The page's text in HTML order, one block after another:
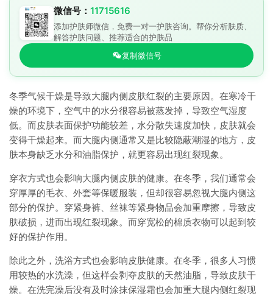
微信号： 11715616
添加护肤师微信，免费一对一护肤咨询。帮你分析肤质、
解答护肤问题、推荐适合的护肤品
复制微信号
冬季气候干燥是导致大腿内侧皮肤红裂的主要原因。在寒冷干
燥的环境下，空气中的水分很容易被蒸发掉，导致空气湿度
低。而皮肤表面保护功能较差，水分散失速度加快，皮肤就会
变得干燥起来。而大腿内侧通常又是比较隐蔽潮湿的地方，皮
肤本身缺乏水分和油脂保护，就更容易出现红裂现象。
穿衣方式也会影响大腿内侧皮肤的健康。在冬季，我们通常会
穿厚厚的毛衣、外套等保暖服装，但却很容易忽视大腿内侧这
部分的保护。穿紧身裤、丝袜等紧身物品会加重摩擦，导致皮
肤破损，进而出现红裂现象。而穿宽松的棉质衣物可以起到较
好的保护作用。
除此之外，洗浴方式也会影响皮肤健康。在冬季，很多人习惯
用较热的水洗澡，但这样会剥夺皮肤的天然油脂，导致皮肤干
燥。在洗完澡后没有及时涂抹保湿霜也会加重大腿内侧红裂现